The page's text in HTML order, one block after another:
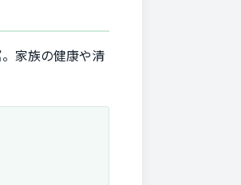
家族の健康や清